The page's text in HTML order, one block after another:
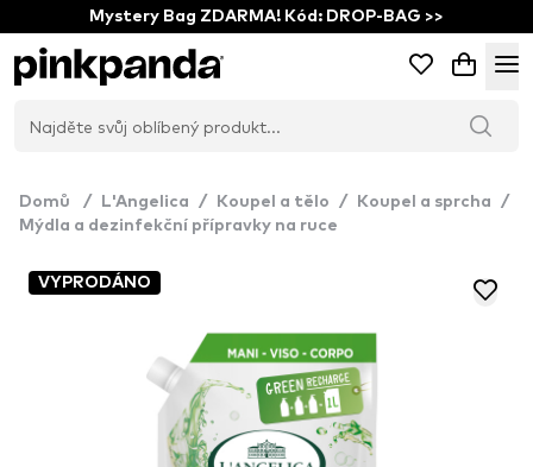
Mystery Bag ZDARMA! Kód: DROP-BAG >>
Domů / L'Angelica / Koupel a tělo / Koupel a sprcha
/
Mýdla a dezinfekční přípravky na ruce
VYPRODÁNO